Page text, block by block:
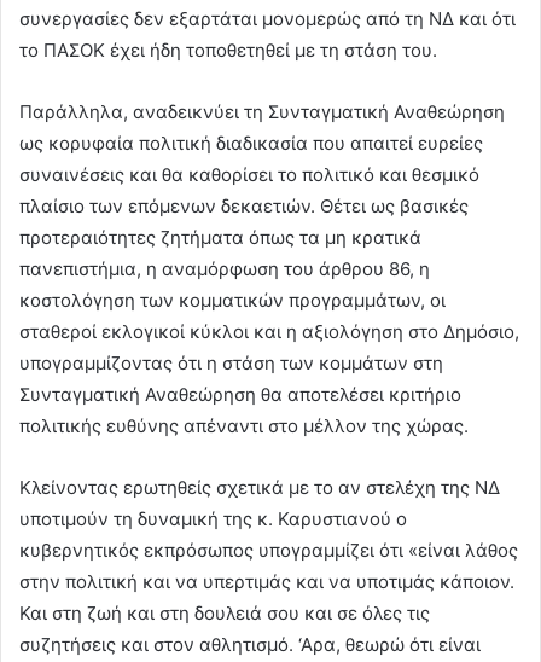
συνεργασίες δεν εξαρτάται μονομερώς από τη ΝΔ και ότι
το ΠΑΣΟΚ έχει ήδη τοποθετηθεί με τη στάση του.
Παράλληλα, αναδεικνύει τη Συνταγματική Αναθεώρηση
ως κορυφαία πολιτική διαδικασία που απαιτεί ευρείες
συναινέσεις και θα καθορίσει το πολιτικό και θεσμικό
πλαίσιο των επόμενων δεκαετιών. Θέτει ως βασικές
προτεραιότητες ζητήματα όπως τα μη κρατικά
πανεπιστήμια, η αναμόρφωση του άρθρου 86, η
κοστολόγηση των κομματικών προγραμμάτων, οι
σταθεροί εκλογικοί κύκλοι και η αξιολόγηση στο Δημόσιο,
υπογραμμίζοντας ότι η στάση των κομμάτων στη
Συνταγματική Αναθεώρηση θα αποτελέσει κριτήριο
πολιτικής ευθύνης απέναντι στο μέλλον της χώρας.
Κλείνοντας ερωτηθείς σχετικά με το αν στελέχη της ΝΔ
υποτιμούν τη δυναμική της κ. Καρυστιανού ο
κυβερνητικός εκπρόσωπος υπογραμμίζει ότι «είναι λάθος
στην πολιτική και να υπερτιμάς και να υποτιμάς κάποιον.
Και στη ζωή και στη δουλειά σου και σε όλες τις
συζητήσεις και στον αθλητισμό. ‘Αρα, θεωρώ ότι είναι